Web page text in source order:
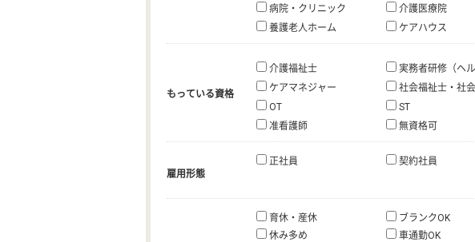
病院・クリニック
介護医療院
養護老人ホーム
ケアハウス
もっている資格
介護福祉士 実務者研修（ヘル
ケアマネジャー
社会福祉士・社
OT
ST
准看護師
無資格可
雇用形態
正社員 契約社員
育休・産休 ブランクOK
休み多め
車通勤OK